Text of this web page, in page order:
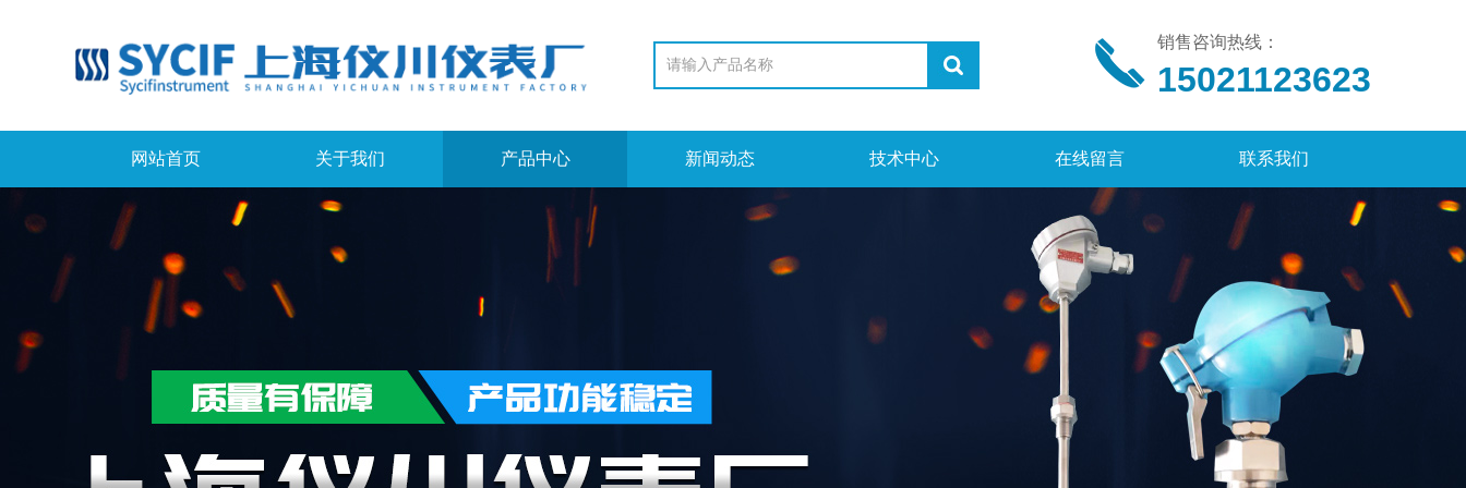
销售咨询热线：
15021123623
网站首页 关于我们 产品中心 新闻动态 技术中心 在线留言 联系我们